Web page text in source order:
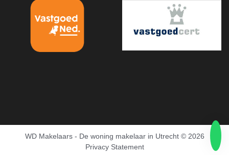
WD Makelaars - De woning makelaar in Utrecht© 2026
Privacy Statement